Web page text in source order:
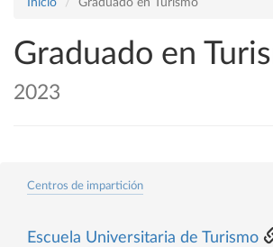
Inicio Graduado en Turismo
Graduado en
2023
Centros de impartición
Escuela Universitaria de Turismo